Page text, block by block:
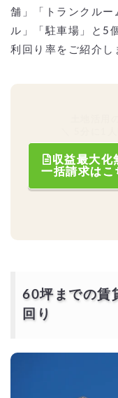
舗」「トランクルー
ル」「駐車場」と5
利回り率をご紹介し
収益最大化
一括請求はこ
60坪までの賃
回り